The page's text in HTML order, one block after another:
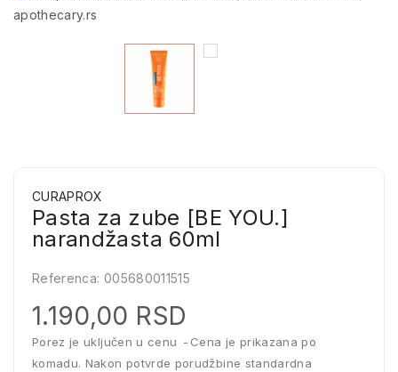
CURAPROX
Pasta za zube [BE YOU.]
narandžasta 60ml
Referenca: 005680011515
1.190,00 RSD
Porez je uključen u cenu
Cena je prikazana po
komadu. Nakon potvrde porudžbine standardna